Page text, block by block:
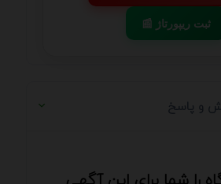
📰 ثبت ریپورتاژ
و پاسخ